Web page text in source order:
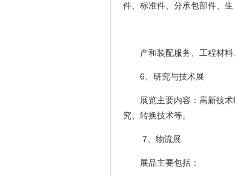
件、标准件、分承包部件、生
产和装配服务、工程材料
6、研究与技术展
展览主要内容：高新技
究、转换技术等。
7、物流展
展品主要包括：